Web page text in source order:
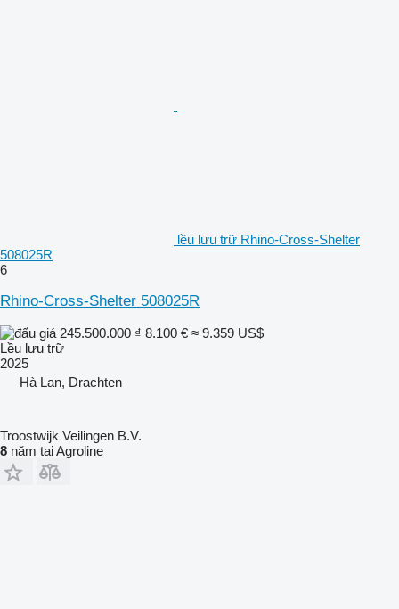
lều lưu trữ Rhino-Cross-Shelter
508025R
6
Rhino-Cross-Shelter 508025R
245.500.000 ₫ 8.100 € ≈ 9.359 US$
Lều lưu trữ
2025
Hà Lan, Drachten
Troostwijk Veilingen B.V.
8 năm tại Agroline